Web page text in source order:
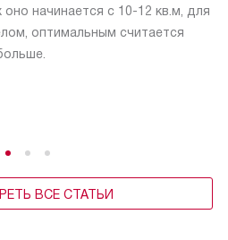
начинается с 10-12 кв.м, для
оптимальным считается
ВСЕ СТАТЬИ